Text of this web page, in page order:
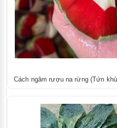
Cách ngâm rượu na rừng (Tứn